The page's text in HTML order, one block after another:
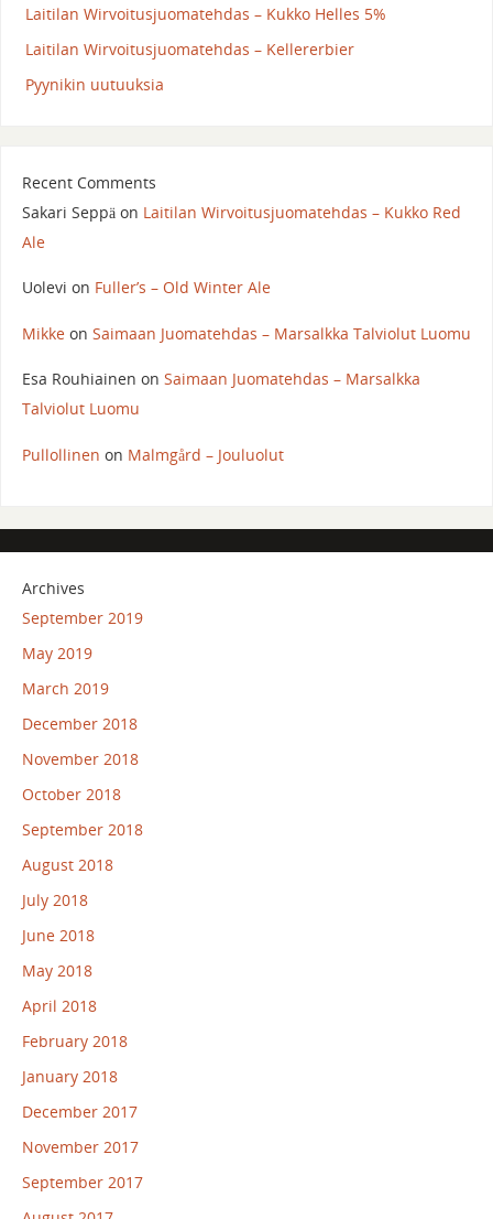
Laitilan Wirvoitusjuomatehdas – Kukko Helles 5%
Laitilan Wirvoitusjuomatehdas – Kellererbier
Pyynikin uutuuksia
Recent Comments
Sakari Seppäon Laitilan Wirvoitusjuomatehdas – Kukko Red
Ale
Uolevi on Fuller’s – Old Winter Ale
Mikkeon Saimaan Juomatehdas – Marsalkka Talviolut Luomu
Esa Rouhiainen on Saimaan Juomatehdas – Marsalkka
Talviolut Luomu
Pullollinen on Malmgård – Jouluolut
Archives
September 2019
May 2019
March 2019
December 2018
November 2018
October 2018
September 2018
August 2018
July 2018
June 2018
May 2018
April 2018
February 2018
January 2018
December 2017
November 2017
September 2017